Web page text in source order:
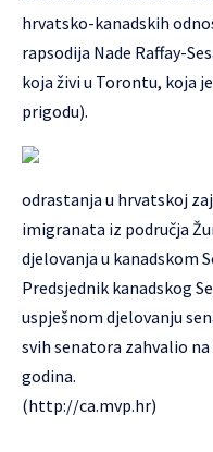
hrvatsko-kanadskih
rapsodija Nade Raffay-
koja živi u Torontu, koja
prigodu).
odrastanja u hrvatskoj
imigranata iz područja
djelovanja u kanadskom
Predsjednik kanadskog
uspješnom djelovanju
svih senatora zahvalio
godina.
(http://ca.mvp.hr)